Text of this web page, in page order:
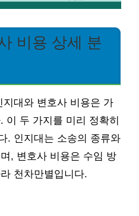
비용 상세 분
대와 변호사 비용은 가
이 두 가지를 미리 정확히
. 인지대는 소송의 종류와
, 변호사 비용은 수임 방
천차만별입니다.